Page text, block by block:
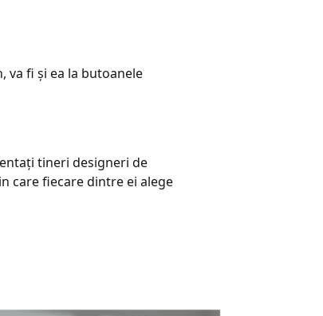
va fi și ea la butoanele
tineri designeri de
care fiecare dintre ei alege